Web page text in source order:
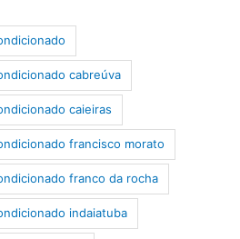
cabreúva
caieiras
francisco morato
franco da rocha
indaiatuba